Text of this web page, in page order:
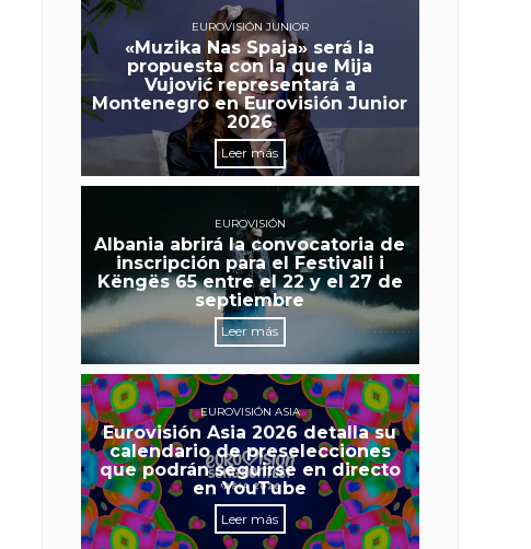
EUROVISIÓN JUNIOR
«Muzika Nas Spaja» será la
propuesta con la que Mija
Vujović representará a
Montenegro en Eurovisión Junior
2026
Leer más
EUROVISIÓN
Albania abrirá la convocatoria de
inscripción para el Festivali i
Këngës 65 entre el 22 y el 27 de
septiembre
Leer más
EUROVISIÓN ASIA
Eurovisión Asia 2026 detalla su
calendario de preselecciones
que podrán seguirse en directo
en YouTube
Leer más